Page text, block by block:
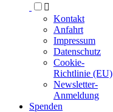

Kontakt
Anfahrt
Impressum
Datenschutz
Cookie-
Richtlinie (EU)
Newsletter-
Anmeldung
Spenden